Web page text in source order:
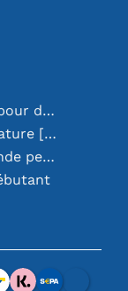
Souder comme un pro : conseils pour des connexions électroniques parfaites
Choisir le bon capteur de température [youtube]
Batteries 18650 : petite taille, grande performance